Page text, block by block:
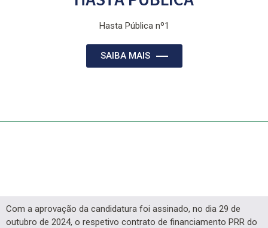
Hasta Pública nº1
SAIBA MAIS
Com a aprovação da candidatura foi assinado, no dia 29 de
outubro de 2024, o respetivo contrato de financiamento PRR do